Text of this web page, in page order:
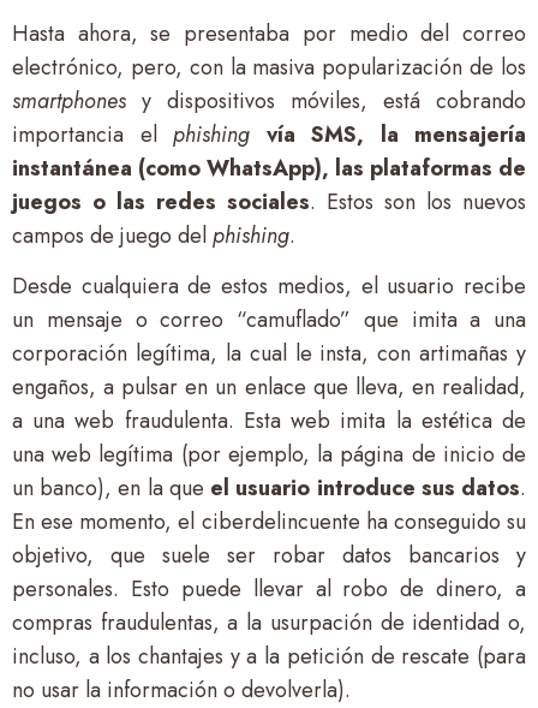
Hasta ahora, se presentaba por medio del correo
electrónico, pero, con la masiva popularización de los
smartphones y dispositivos móviles, está cobrando
importancia el phishing vía SMS, la mensajería
instantánea (como WhatsApp), las plataformas de
juegos o las redes sociales. Estos son los nuevos
campos de juego delphishing.
Desde cualquiera de estos medios, el usuario recibe
un mensaje o correo “camuflado” que imita a una
corporación legítima, la cual le insta, con artimañas y
engaños, a pulsar en un enlace que lleva, en realidad,
a una web fraudulenta. Esta web imita la estética de
una web legítima (por ejemplo, la página de inicio de
un banco), en la que el usuario introduce sus datos.
En ese momento, el ciberdelincuente ha conseguido su
objetivo, que suele ser robar datos bancarios y
personales. Esto puede llevar al robo de dinero, a
compras fraudulentas, a la usurpación de identidad o,
incluso, a los chantajes y a la petición de rescate (para
no usar la información o devolverla).